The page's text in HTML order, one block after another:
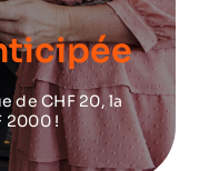
de CHF 20, la
2000 !